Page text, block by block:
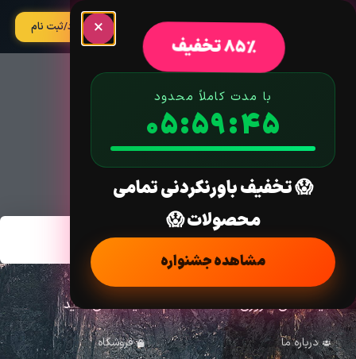
×
85% تخفیف
با مدت کاملاً محدود
05:59:45
😱 تخفیف باورنکردنی تمامی
محصولات 😱
مشاهده جشنواره
آپدیت ورود/ثبت نام
تکسونومی:
لینک های ضروری
درباره ما
لینک های مفید
فروشگاه